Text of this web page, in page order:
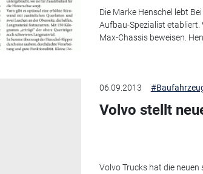
Die Marke Henschel lebt
Aufbau-Spezialist etabliert.
Max-Chassis beweisen.
06.09.2013
Volvo stellt
Volvo Trucks hat die